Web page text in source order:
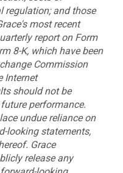
regulation; and those
most recent
report on Form
8-K, which have been
Commission
Internet
should not be
performance.
undue reliance on
looking statements,
Grace
release any